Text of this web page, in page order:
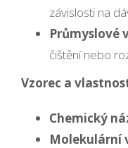
závislosti na
Průmyslové
čištění nebo
Vzorec a
Chemický
Molekulární